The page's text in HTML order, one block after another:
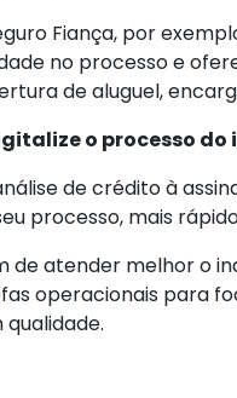
Fiança, por
no processo e
de aluguel,
o processo
de crédito à
processo, mais
de atender melhor o
operacionais para
qualidade.